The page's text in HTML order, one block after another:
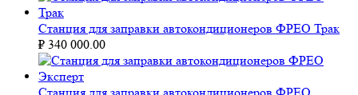
Станция для заправки автокондиционеров ФРЕО Трак
₽ 340 000.00